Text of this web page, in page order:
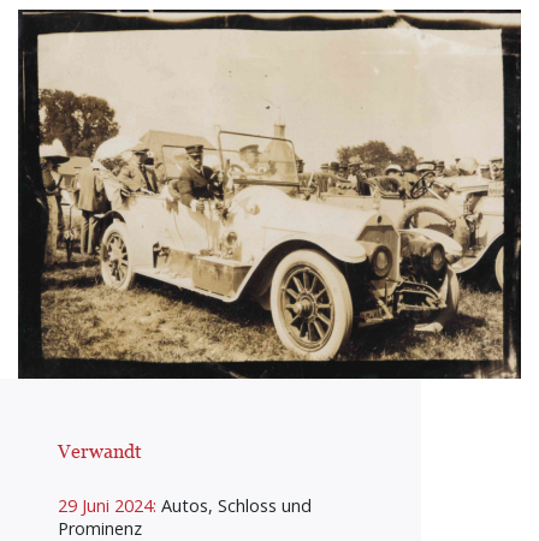
Verwandt
29 Juni 2024: Autos, Schloss und
Prominenz